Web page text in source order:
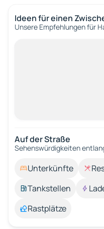
Ideen für einen
Unsere Empfehlungen für
Auf der Straße
Sehenswürdigkeiten
Unterkünfte
Tankstellen
Rastplätze